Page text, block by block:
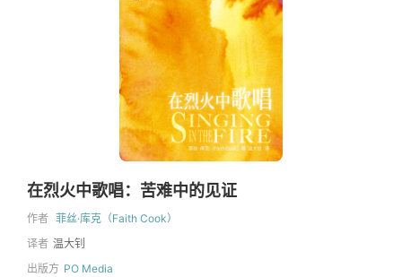
在烈火中歌唱：苦难中的见证
作者 菲丝·库克（Faith Cook）
译者 温大钊
出版方 PO Media